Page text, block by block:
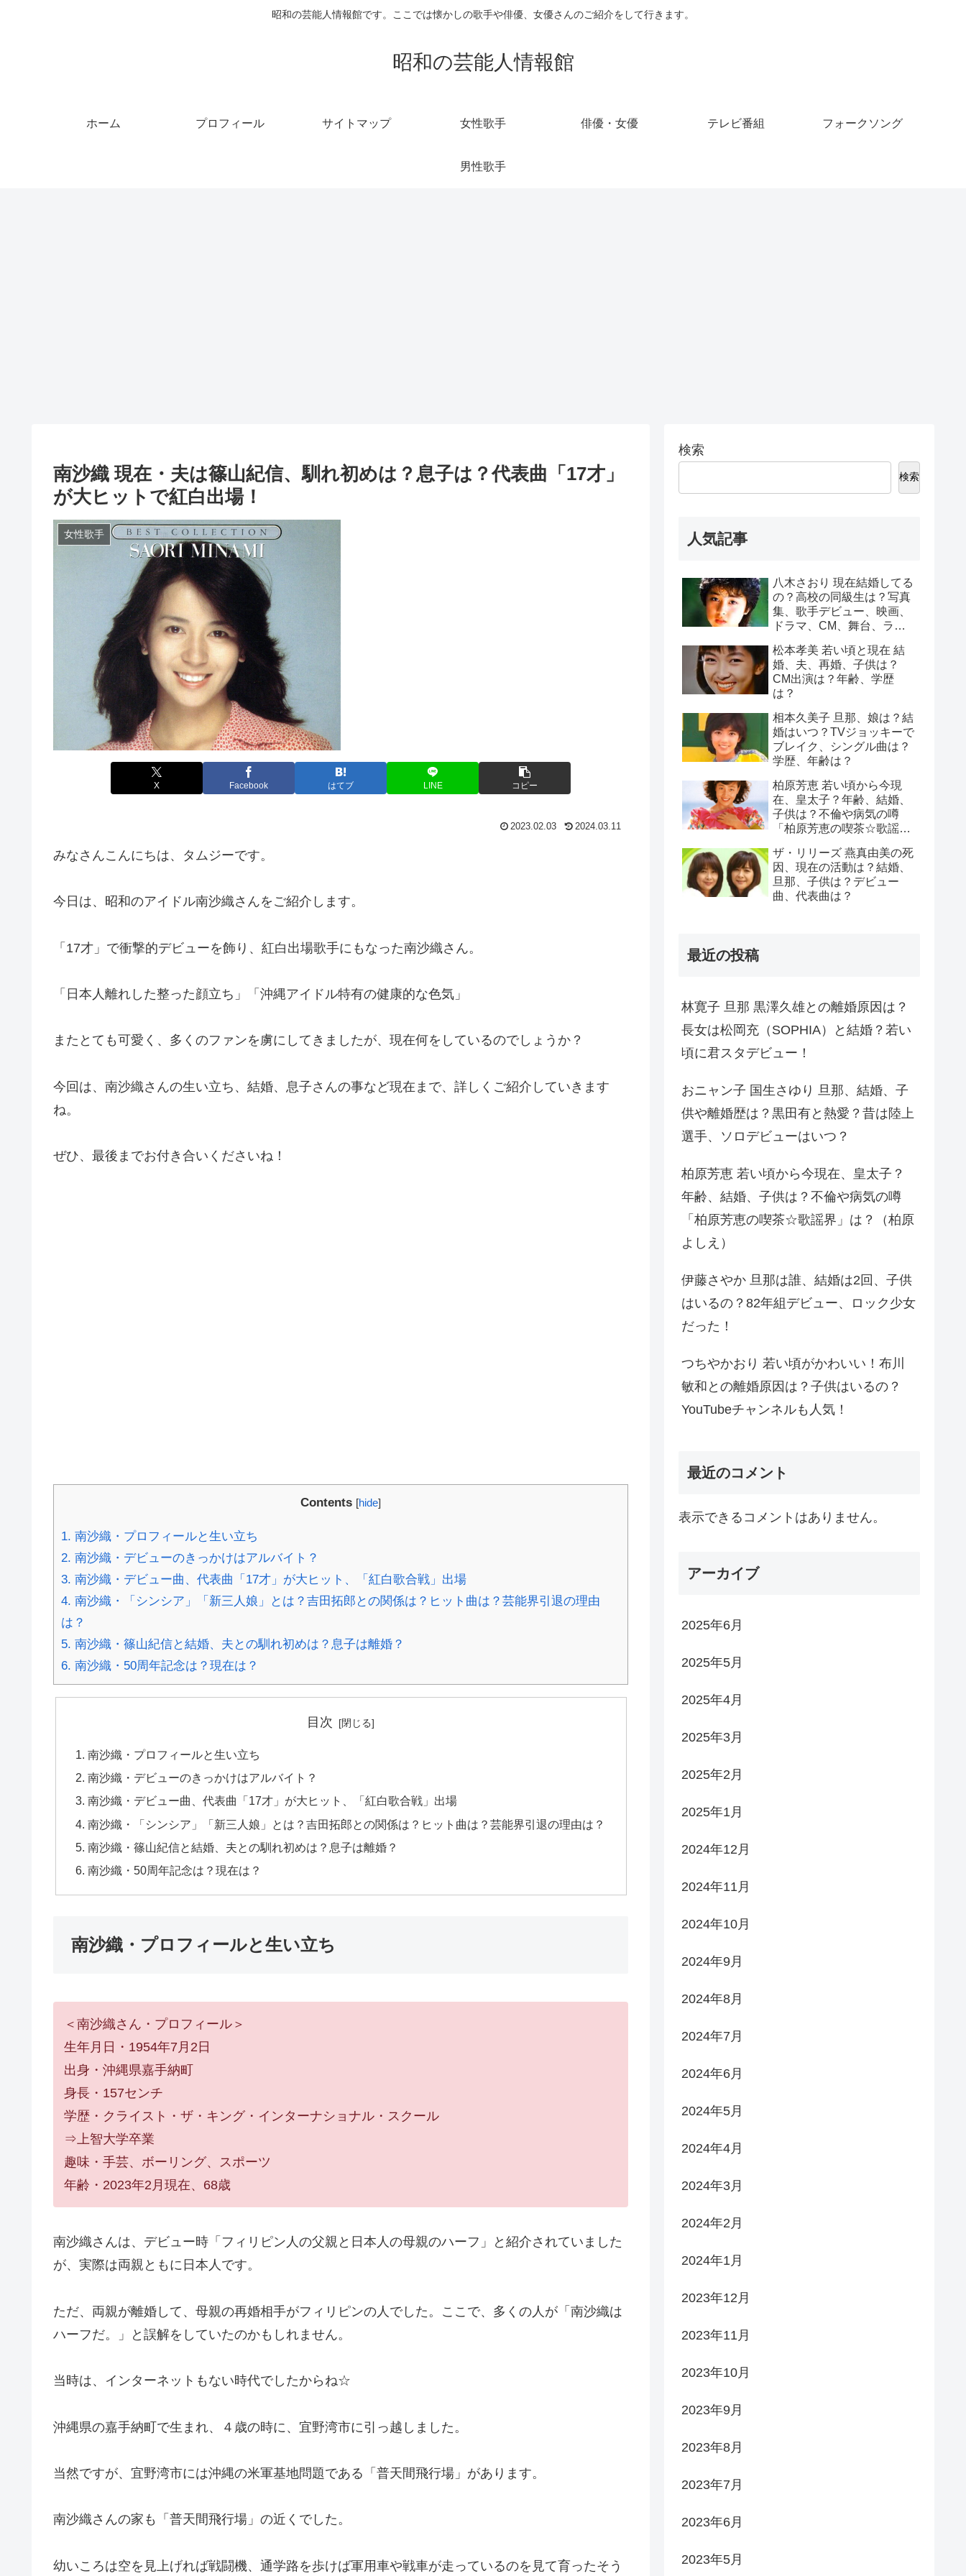
昭和の芸能人情報館です。ここでは懐かしの歌手や俳優、女優さんのご紹介をして行きます。
昭和の芸能人情報館
ホーム プロフィール サイトマップ 女性歌手 俳優・女優 テレビ番組 フォークソング
男性歌手
南沙織 現在・夫は篠山紀信、馴れ初めは？息子は？代表曲「17才」
が大ヒットで紅白出場！
女性歌手
X Facebook はてブ LINE コピー
2023.02.03 2024.03.11
みなさんこんにちは、タムジーです。
今日は、昭和のアイドル南沙織さんをご紹介します。
「17才」で衝撃的デビューを飾り、紅白出場歌手にもなった南沙織さん。
「日本人離れした整った顔立ち」「沖縄アイドル特有の健康的な色気」
またとても可愛く、多くのファンを虜にしてきましたが、現在何をしているのでしょうか？
今回は、南沙織さんの生い立ち、結婚、息子さんの事など現在まで、詳しくご紹介していきます
ね。
ぜひ、最後までお付き合いくださいね！
Contents [hide]
1. 南沙織・プロフィールと生い立ち
2. 南沙織・デビューのきっかけはアルバイト？
3. 南沙織・デビュー曲、代表曲「17才」が大ヒット、「紅白歌合戦」出場
4. 南沙織・「シンシア」「新三人娘」とは？吉田拓郎との関係は？ヒット曲は？芸能界引退の理由
は？
5. 南沙織・篠山紀信と結婚、夫との馴れ初めは？息子は離婚？
6. 南沙織・50周年記念は？現在は？
目次
南沙織・プロフィールと生い立ち
南沙織・デビューのきっかけはアルバイト？
南沙織・デビュー曲、代表曲「17才」が大ヒット、「紅白歌合戦」出場
南沙織・「シンシア」「新三人娘」とは？吉田拓郎との関係は？ヒット曲は？芸能界引退の理由は？
南沙織・篠山紀信と結婚、夫との馴れ初めは？息子は離婚？
南沙織・50周年記念は？現在は？
南沙織・プロフィールと生い立ち
＜南沙織さん・プロフィール＞
生年月日・1954年7月2日
出身・沖縄県嘉手納町
身長・157センチ
学歴・クライスト・ザ・キング・インターナショナル・スクール
⇒上智大学卒業
趣味・手芸、ボーリング、スポーツ
年齢・2023年2月現在、68歳
南沙織さんは、デビュー時「フィリピン人の父親と日本人の母親のハーフ」と紹介されていました
が、実際は両親ともに日本人です。
ただ、両親が離婚して、母親の再婚相手がフィリピンの人でした。ここで、多くの人が「南沙織は
ハーフだ。」と誤解をしていたのかもしれません。
当時は、インターネットもない時代でしたからね☆
沖縄県の嘉手納町で生まれ、４歳の時に、宜野湾市に引っ越しました。
当然ですが、宜野湾市には沖縄の米軍基地問題である「普天間飛行場」があります。
南沙織さんの家も「普天間飛行場」の近くでした。
幼いころは空を見上げれば戦闘機、通学路を歩けば軍用車や戦車が走っているのを見て育ったそう
検索
検索
人気記事
八木さおり 現在結婚してる
の？高校の同級生は？写真
集、歌手デビュー、映画、
ドラマ、CM、舞台、ラジ
松本孝美 若い頃と現在 結
婚、夫、再婚、子供は？
CM出演は？年齢、学歴
は？
相本久美子 旦那、娘は？結
婚はいつ？TVジョッキーで
ブレイク、シングル曲は？
学歴、年齢は？
柏原芳恵 若い頃から今現
在、皇太子？年齢、結婚、
子供は？不倫や病気の噂
「柏原芳恵の喫茶☆歌謡
ザ・リリーズ 燕真由美の死
因、現在の活動は？結婚、
旦那、子供は？デビュー
曲、代表曲は？
最近の投稿
林寛子 旦那 黒澤久雄との離婚原因は？
長女は松岡充（SOPHIA）と結婚？若い
頃に君スタデビュー！
おニャン子 国生さゆり 旦那、結婚、子
供や離婚歴は？黒田有と熱愛？昔は陸上
選手、ソロデビューはいつ？
柏原芳恵 若い頃から今現在、皇太子？
年齢、結婚、子供は？不倫や病気の噂
「柏原芳恵の喫茶☆歌謡界」は？（柏原
よしえ）
伊藤さやか 旦那は誰、結婚は2回、子供
はいるの？82年組デビュー、ロック少女
だった！
つちやかおり 若い頃がかわいい！布川
敏和との離婚原因は？子供はいるの？
YouTubeチャンネルも人気！
最近のコメント
表示できるコメントはありません。
アーカイブ
2025年6月
2025年5月
2025年4月
2025年3月
2025年2月
2025年1月
2024年12月
2024年11月
2024年10月
2024年9月
2024年8月
2024年7月
2024年6月
2024年5月
2024年4月
2024年3月
2024年2月
2024年1月
2023年12月
2023年11月
2023年10月
2023年9月
2023年8月
2023年7月
2023年6月
2023年5月